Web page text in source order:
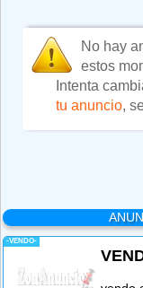
No hay
estos
Intenta
tu anuncio,
-VENDO-